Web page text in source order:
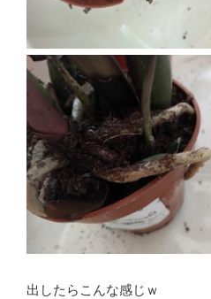
出したらこんな感じｗ